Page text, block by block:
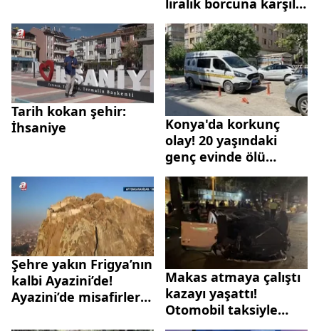
500 bin lira talep
edildi
Tarih kokan şehir:
İhsaniye
Konya'da korkunç
olay! 20 yaşındaki
genç evinde ölü
bulundu
Şehre yakın Frigya’nın
kalbi Ayazini’de!
Ayazini’de misafirler
Makas atmaya çalıştı
kazayı yaşattı!
Otomobil taksiyle
çarpıştı: 1'i ağır 3